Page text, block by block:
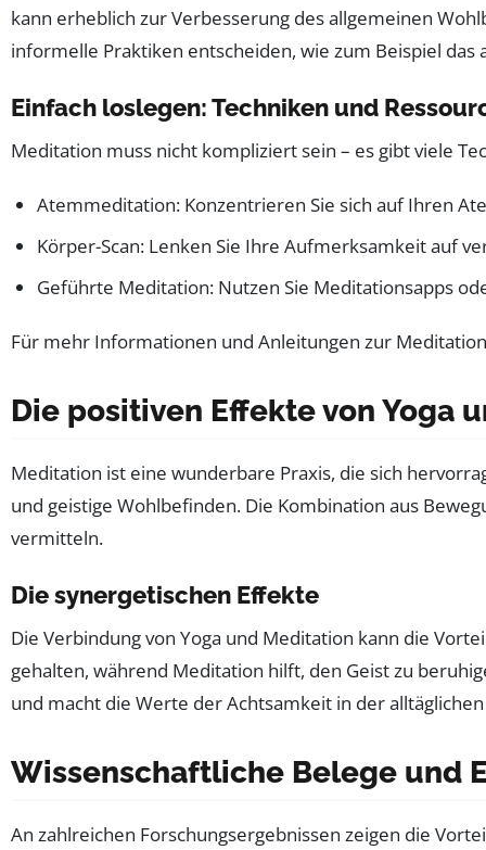
kann erheblich zur Verbesserung des allgemeinen
informelle Praktiken entscheiden, wie zum Beispiel das
Einfach loslegen: Techniken und
Meditation muss nicht kompliziert sein – es gibt viele
Atemmeditation: Konzentrieren Sie sich auf Ihren
Körper-Scan: Lenken Sie Ihre Aufmerksamkeit auf
Geführte Meditation: Nutzen Sie Meditationsapps
Für mehr Informationen und Anleitungen zur
Die positiven Effekte von Yoga
Meditation ist eine wunderbare Praxis, die sich
und geistige Wohlbefinden. Die Kombination aus
vermitteln.
Die synergetischen Effekte
Die Verbindung von Yoga und Meditation kann die
gehalten, während Meditation hilft, den Geist zu
und macht die Werte der Achtsamkeit in der
Wissenschaftliche Belege und
An zahlreichen Forschungsergebnissen zeigen die